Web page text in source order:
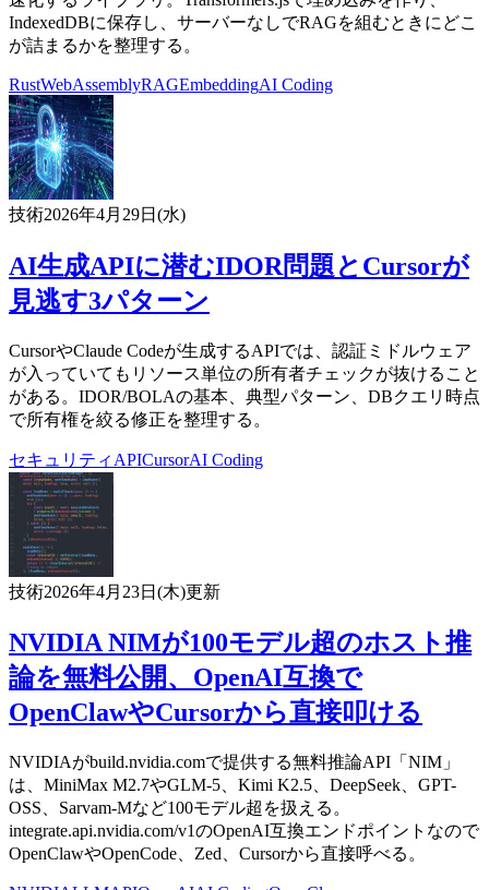
IndexedDBに保存し、サーバーなしでRAGを組むときにどこ
が詰まるかを整理する。
RustWebAssemblyRAGEmbeddingAI Coding
技術2026年4月29日(水)
AI生成APIに潜むIDOR問題とCursorが
見逃す3パターン
CursorやClaude Codeが生成するAPIでは、認証ミドルウェア
が入っていてもリソース単位の所有者チェックが抜けること
がある。IDOR/BOLAの基本、典型パターン、DBクエリ時点
で所有権を絞る修正を整理する。
セキュリティ APICursorAI Coding
技術2026年4月23日(木)更新
NVIDIA NIMが100モデル超のホスト推
論を無料公開、OpenAI互換で
OpenClawやCursorから直接叩ける
NVIDIAがbuild.nvidia.comで提供する無料推論API「NIM」
は、MiniMax M2.7やGLM-5、Kimi K2.5、DeepSeek、GPT-
OSS、Sarvam-Mなど100モデル超を扱える。
integrate.api.nvidia.com/v1のOpenAI互換エンドポイントなので
OpenClawやOpenCode、Zed、Cursorから直接呼べる。